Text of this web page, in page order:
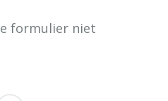
formulier niet